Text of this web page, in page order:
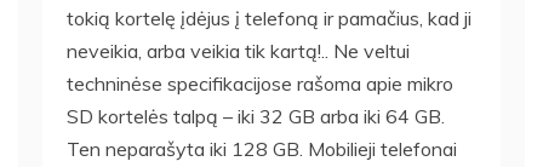
tokią kortelę įdėjus į telefoną ir pamačius, kad ji
neveikia, arba veikia tik kartą!.. Ne veltui
techninėse specifikacijose rašoma apie mikro
SD kortelės talpą – iki 32 GB arba iki 64 GB.
Ten neparašyta iki 128 GB. Mobilieji telefonai